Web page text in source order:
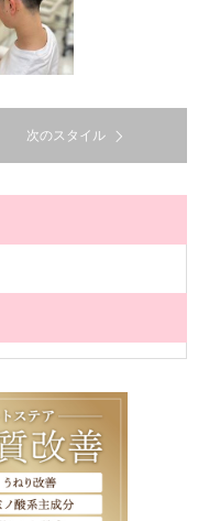
次のスタイル